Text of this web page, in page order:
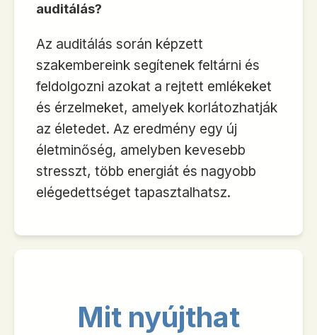
auditálás?
Az auditálás során képzett
szakembereink segítenek feltárni és
feldolgozni azokat a rejtett emlékeket
és érzelmeket, amelyek korlátozhatják
az életedet. Az eredmény egy új
életminőség, amelyben kevesebb
stresszt, több energiát és nagyobb
elégedettséget tapasztalhatsz.
Mit nyújthat